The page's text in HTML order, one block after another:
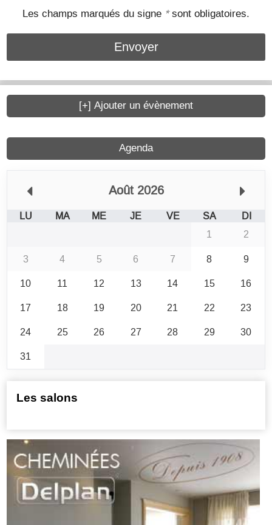
Les champs marqués du signe *sont obligatoires.
Envoyer
Agenda
Août 2026
LU MA ME JE VE SA
DI
1
2
3
4 5 6 7 8
9
10
11 12 13 14 15
16
17
18 19 20 21 22
23
24
25 26 27 28 29
30
31
[+] Ajouter un évènement
Les salons